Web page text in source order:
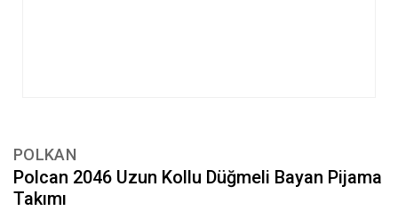
POLKAN
Polcan 2046 Uzun Kollu Düğmeli Bayan Pijama
Takımı